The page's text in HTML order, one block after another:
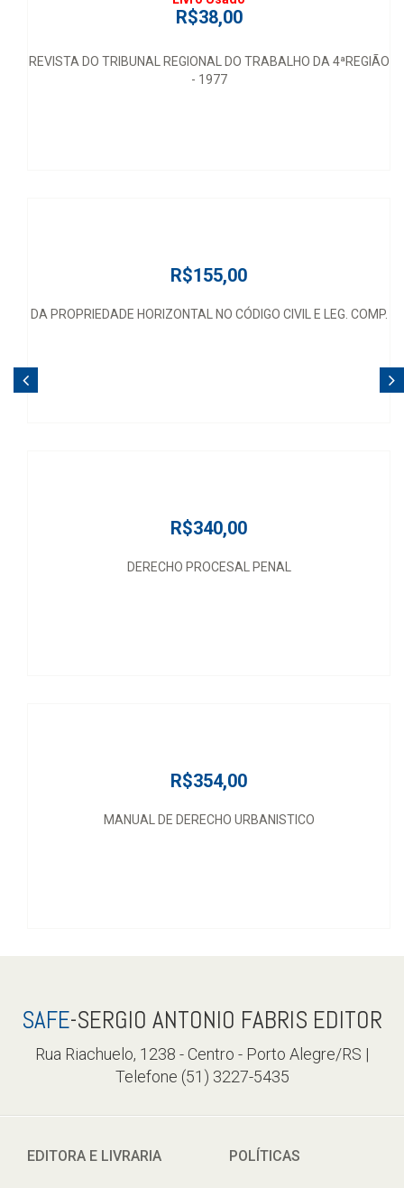
R$38,00
REVISTA DO TRIBUNAL REGIONAL DO TRABALHO DA 4ªREGIÃO
- 1977
R$155,00
DA PROPRIEDADE HORIZONTAL NO CÓDIGO CIVIL E LEG. COMP.
R$340,00
DERECHO PROCESAL PENAL
R$354,00
MANUAL DE DERECHO URBANISTICO
SAFE-SERGIO ANTONIO FABRIS EDITOR
Rua Riachuelo, 1238 - Centro - Porto Alegre/RS |
Telefone (51) 3227-5435
EDITORA E LIVRARIA POLÍTICAS